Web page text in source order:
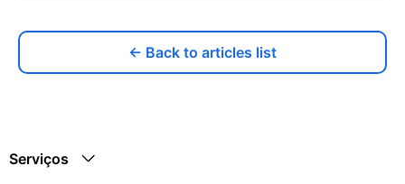
← Back to articles list
Serviços